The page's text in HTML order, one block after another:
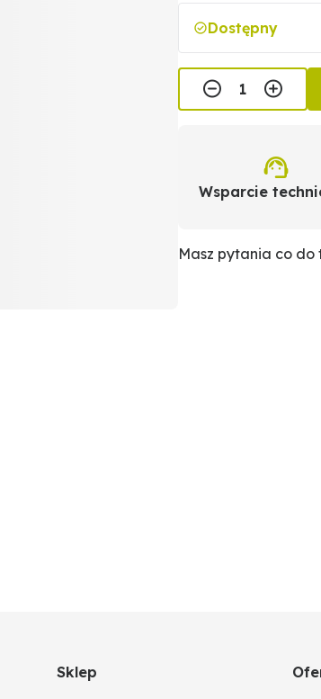
Dostępny
Wsparcie
Masz pytania co
Sklep